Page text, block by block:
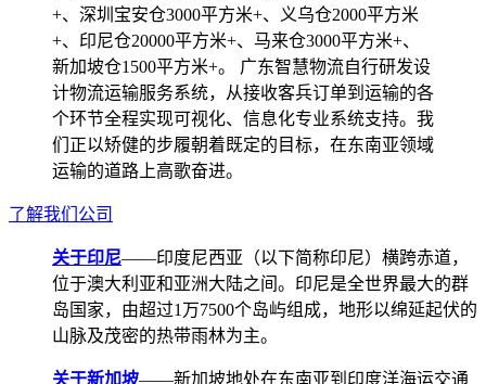
+、深圳宝安仓3000平方米+、义乌仓2000平方米
+、印尼仓20000平方米+、马来仓3000平方米+、
新加坡仓1500平方米+。 广东智慧物流自行研发设
计物流运输服务系统，从接收客兵订单到运输的各
个环节全程实现可视化、信息化专业系统支持。我
们正以矫健的步履朝着既定的目标，在东南亚领域
运输的道路上高歌奋进。
了解我们公司
关于印尼——印度尼西亚（以下简称印尼）横跨赤道，
位于澳大利亚和亚洲大陆之间。印尼是全世界最大的群
岛国家，由超过1万7500个岛屿组成，地形以绵延起伏的
山脉及茂密的热带雨林为主。
关于新加坡——新加坡地处在东南亚到印度洋海运交通